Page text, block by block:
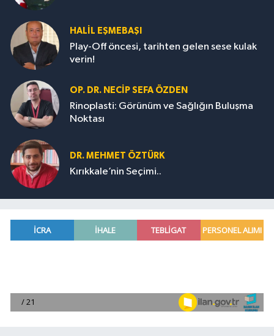
HALIL EŞMEBAŞI
Play-Off öncesi, tarihten gelen sese kulak
verin!
OP. DR. NECIP SEFA ÖZDEN
Rinoplasti: Görünüm ve Sağlığın Buluşma
Noktası
DR. MEHMET ÖZTÜRK
Kırıkkale’nin Seçimi..